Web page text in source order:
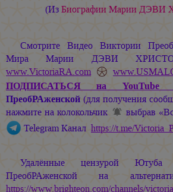
(ИзБиографииМарии ДЭВИ
Смотрите Видео Виктории
МираМарии ДЭВИ
www.VictoriaRA.com
ПОДПИСАТЬСЯ на YouTube
ПреобРАженской (для получения
нажмите на колокольчик
выбрав
Telegram Канал https://t.me/
Удалённые цензурой
ПреобРАженской на
https://www.brighteon.com/channels/